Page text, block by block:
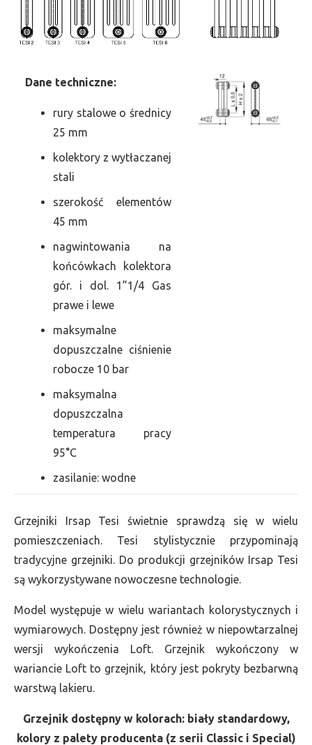
Dane techniczne:
rury stalowe o średnicy
25 mm
kolektory z wytłaczanej
stali
szerokość elementów
45 mm
nagwintowania na
końcówkach kolektora
gór. i dol. 1”1/4 Gas
prawe i lewe
maksymalne
dopuszczalne ciśnienie
robocze 10 bar
maksymalna
dopuszczalna
temperatura pracy
95°C
zasilanie: wodne
Grzejniki Irsap Tesi świetnie sprawdzą się w wielu
pomieszczeniach. Tesi stylistycznie przypominają
tradycyjne grzejniki. Do produkcji grzejników Irsap Tesi
są wykorzystywane nowoczesne technologie.
Model występuje w wielu wariantach kolorystycznych i
wymiarowych. Dostępny jest również w niepowtarzalnej
wersji wykończenia Loft. Grzejnik wykończony w
wariancie Loft to grzejnik, który jest pokryty bezbarwną
warstwą lakieru.
Grzejnik dostępny w kolorach: biały standardowy,
kolory z palety producenta (z serii Classic i Special)